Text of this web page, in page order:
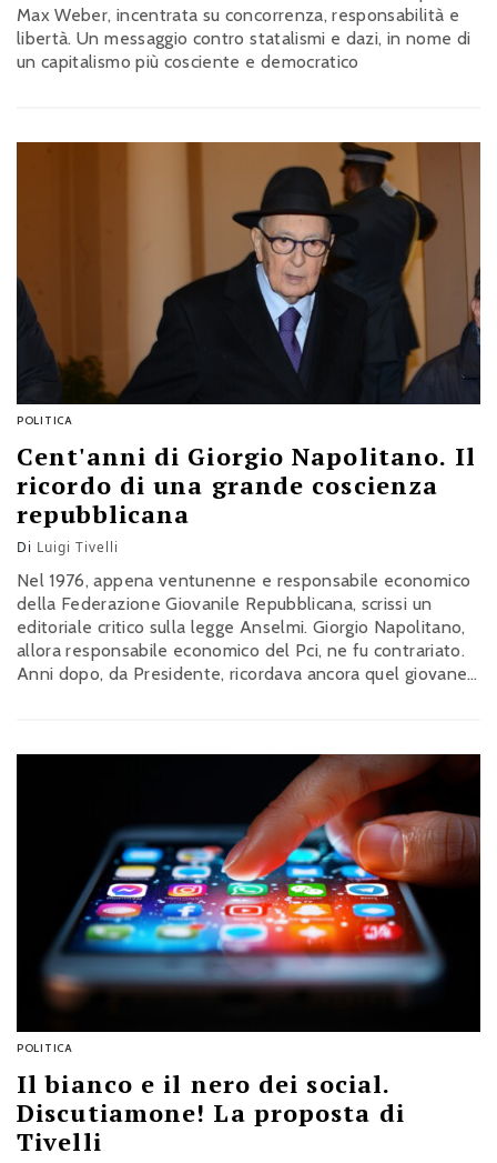
Max Weber, incentrata su concorrenza, responsabilità e
libertà. Un messaggio contro statalismi e dazi, in nome di
un capitalismo più cosciente e democratico
POLITICA
Cent'anni di Giorgio Napolitano. Il
ricordo di una grande coscienza
repubblicana
Di Luigi Tivelli
Nel 1976, appena ventunenne e responsabile economico
della Federazione Giovanile Repubblicana, scrissi un
editoriale critico sulla legge Anselmi. Giorgio Napolitano,
allora responsabile economico del Pci, ne fu contrariato.
Anni dopo, da Presidente, ricordava ancora quel giovane
POLITICA
Il bianco e il nero dei social.
Discutiamone! La proposta di
Tivelli